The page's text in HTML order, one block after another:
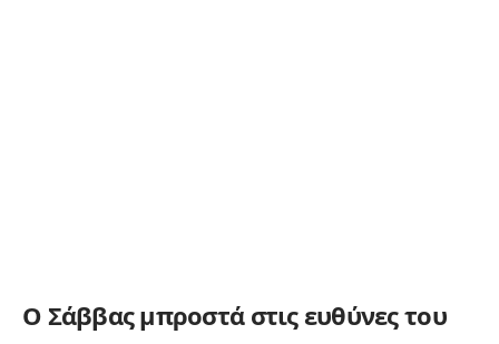
Ο Σάββας μπροστά στις ευθύνες του